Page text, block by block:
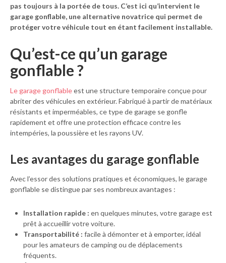
pas toujours à la portée de tous. C’est ici qu’intervient le
garage gonflable, une alternative novatrice qui permet de
protéger votre véhicule tout en étant facilement installable.
Qu’est-ce qu’un garage
gonflable ?
Le garage gonflableest une structure temporaire conçue pour
abriter des véhicules en extérieur. Fabriqué à partir de matériaux
résistants et imperméables, ce type de garage se gonfle
rapidement et offre une protection efficace contre les
intempéries, la poussière et les rayons UV.
Les avantages du garage gonflable
Avec l’essor des solutions pratiques et économiques, le garage
gonflable se distingue par ses nombreux avantages :
Installation rapide : en quelques minutes, votre garage est
prêt à accueillir votre voiture.
Transportabilité : facile à démonter et à emporter, idéal
pour les amateurs de camping ou de déplacements
fréquents.